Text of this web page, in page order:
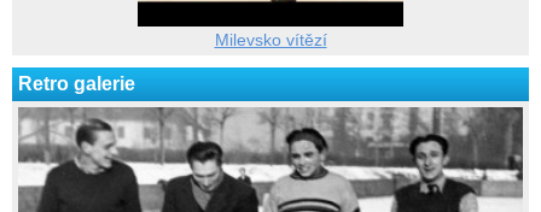
Milevsko vítězí
Retro galerie